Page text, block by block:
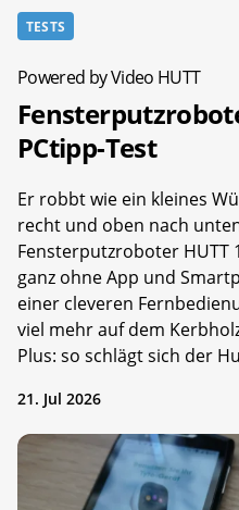
TESTS
Powered by Video HUTT
PCtipp-Test
Er robbt wie ein kleines
recht und oben nach
Fensterputzroboter HUTT
ganz ohne App und
einer cleveren
viel mehr auf dem
Plus: so schlägt sich der
21. Jul 2026